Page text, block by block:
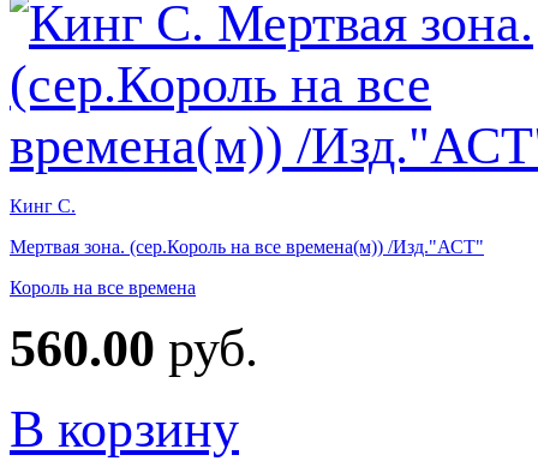
Кинг С.
Мертвая зона. (сер.Король на все времена(м)) /Изд."АСТ"
Король на все времена
560.00 руб.
В корзину